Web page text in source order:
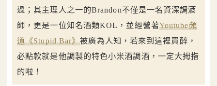
過；其主理人之一的Brandon不僅是一名資深調酒
師，更是一位知名酒類KOL，並經營著Youtube頻
道《Stupid Bar》被廣為人知，若來到這裡買醉，
必點款就是他調製的特色小米酒調酒，一定大拇指
的啦！